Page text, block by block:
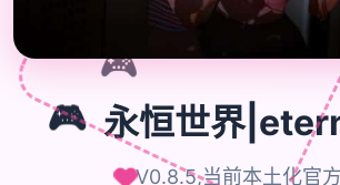
🎮
🎮 永恒世界
V0.8.5,当前本土化官